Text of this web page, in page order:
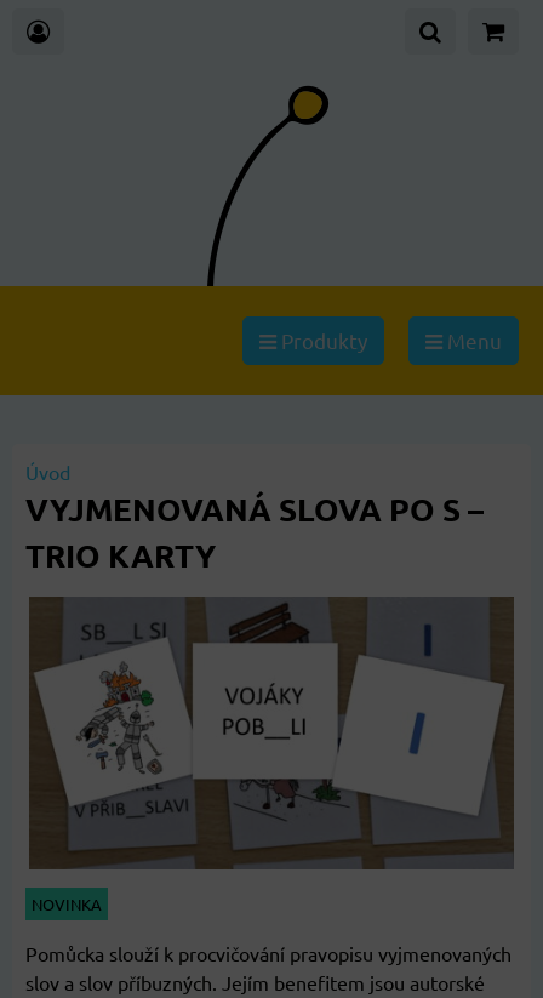
Produkty Menu
Úvod
VYJMENOVANÁ SLOVA PO S –
TRIO KARTY
NOVINKA
Pomůcka slouží k procvičování pravopisu vyjmenovaných
slov a slov příbuzných. Jejím benefitem jsou autorské